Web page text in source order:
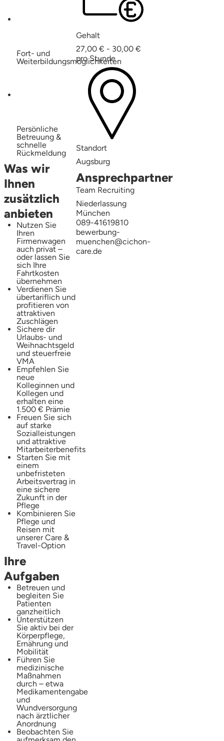
Fort- und
Weiterbildungsmöglichkeiten
Persönliche
Betreuung &
schnelle
Rückmeldung
Was wir
Ihnen
zusätzlich
anbieten
Nutzen Sie
Ihren
Firmenwagen
auch privat –
oder lassen Sie
sich Ihre
Fahrtkosten
übernehmen
Verdienen Sie
übertariflich und
profitieren von
attraktiven
Zuschlägen
Sichere dir
Urlaubs- und
Weihnachtsgeld
und steuerfreie
VMA
Empfehlen Sie
neue
Kolleginnen und
Kollegen und
erhalten eine
1.500 € Prämie
Freuen Sie sich
auf starke
Sozialleistungen
und attraktive
Mitarbeiterbenefits
Starten Sie mit
einem
unbefristeten
Arbeitsvertrag in
eine sichere
Zukunft in der
Pflege
Kombinieren Sie
Pflege und
Reisen mit
unserer Care &
Travel-Option
Ihre
Aufgaben
Betreuen und
begleiten Sie
Patienten
ganzheitlich
Unterstützen
Sie aktiv bei der
Körperpflege,
Ernährung und
Mobilität
Führen Sie
medizinische
Maßnahmen
durch – etwa
Medikamentengabe
und
Wundversorgung
nach ärztlicher
Anordnung
Beobachten Sie
Gehalt
27,00 € - 30,00 €
pro Stunde
Standort
Augsburg
Ansprechpartner
Team Recruiting
Niederlassung
München
089-41619810
bewerbung-
muenchen@cichon-
care.de